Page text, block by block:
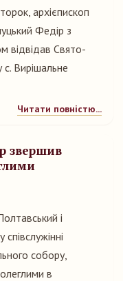
архієпископ
Федір з
відвідав Свято-
Вирішальне
Читати повністю...
звершив
і
собору,
в